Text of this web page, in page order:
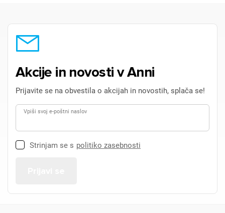
Akcije in novosti v Anni
Prijavite se na obvestila o akcijah in novostih, splača se!
Vpiši svoj e-poštni naslov
Strinjam se s politiko zasebnosti